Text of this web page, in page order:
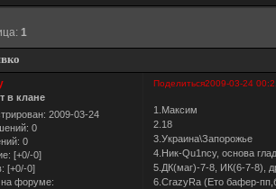
1
Поделиться2009-03-24
в клане
: 2009-03-24
0
0
[+0/-0]
[+0/-0]
на форуме:
1.Максим
2.18
3.Украина\Запорожье
4.Ник-Qu1ncy, основа
5.ДК(маг)-7-8, ИК(6-7-8),
6.CrazyRa (Ето бафер-